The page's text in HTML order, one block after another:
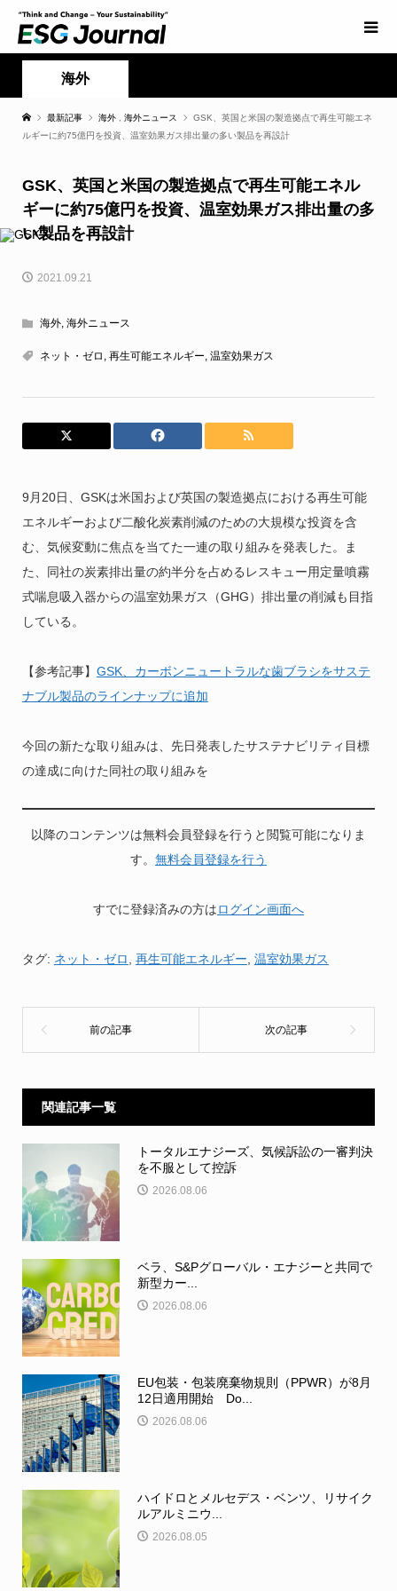
海外
最新記事 海外 海外ニュース
GSK、英国と米国の製造拠点で再生可能エネ
ルギーに約75億円を投資、温室効果ガス排出量の多い製品を再設計
GSK、英国と米国の製造拠点で再生可能エネル
ギーに約75億円を投資、温室効果ガス排出量の多
い製品を再設計
2021.09.21
海外, 海外ニュース
ネット・ゼロ , 再生可能エネルギー, 温室効果ガス
9月20日、GSKは米国および英国の製造拠点における再生可能
エネルギーおよび二酸化炭素削減のための大規模な投資を含
む、気候変動に焦点を当てた一連の取り組みを発表した。ま
た、同社の炭素排出量の約半分を占めるレスキュー用定量噴霧
式喘息吸入器からの温室効果ガス（GHG）排出量の削減も目指
している。
【参考記事】 GSK、カーボンニュートラルな歯ブラシをサステ
ナブル製品のラインナップに追加
今回の新たな取り組みは、先日発表したサステナビリティ目標
の達成に向けた同社の取り組みを
以降のコンテンツは無料会員登録を行うと閲覧可能になりま
す。 無料会員登録を行う
すでに登録済みの方はログイン画面へ
タグ: ネット・ゼロ 再生可能エネルギー 温室効果ガス
関連記事一覧
トータルエナジーズ、気候訴訟の一審判決
を不服として控訴
2026.08.06
ベラ、S&Pグローバル・エナジーと共同で
新型カー...
2026.08.06
EU包装・包装廃棄物規則（PPWR）が8月
12日適用開始 Do...
2026.08.06
ハイドロとメルセデス・ベンツ、リサイク
ルアルミニウ...
2026.08.05